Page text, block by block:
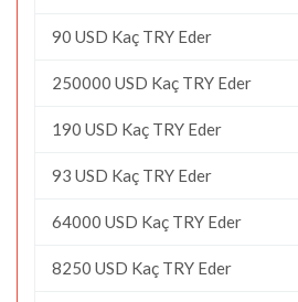
90 USD Kaç TRY Eder
250000 USD Kaç TRY Eder
190 USD Kaç TRY Eder
93 USD Kaç TRY Eder
64000 USD Kaç TRY Eder
8250 USD Kaç TRY Eder